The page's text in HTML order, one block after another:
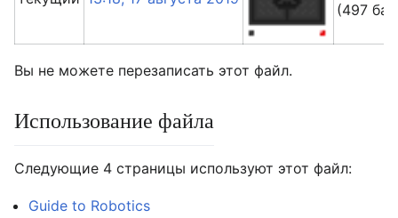
(497
Вы не можете перезаписать этот файл.
Использование файла
Следующие 4 страницы используют этот файл:
Guide to Robotics